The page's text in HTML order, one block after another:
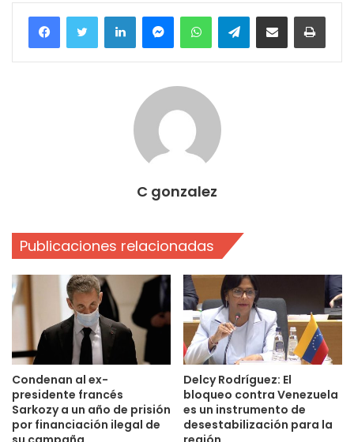
FacebookTwitter LinkedInMessengerWhatsAppTelegramCompartir por correo electrónico
C gonzalez
Publicaciones relacionadas
Condenan al ex-
presidente francés
Sarkozy a un año de prisión
por financiación ilegal de
Delcy Rodríguez: El
bloqueo contra Venezuela
es un instrumento de
desestabilización para la